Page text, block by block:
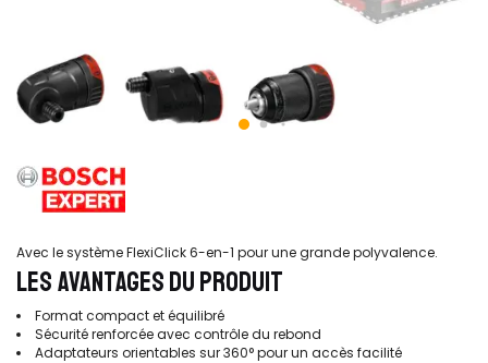
Avec le système FlexiClick 6-en-1 pour une grande polyvalence.
LES AVANTAGES DU PRODUIT
Format compact et équilibré
Sécurité renforcée avec contrôle du rebond
Adaptateurs orientables sur 360° pour un accès facilité